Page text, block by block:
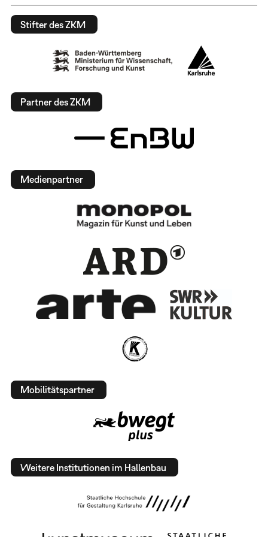
Stifter des ZKM
Partner des ZKM
Medienpartner
Mobilitätspartner
Weitere Institutionen im Hallenbau